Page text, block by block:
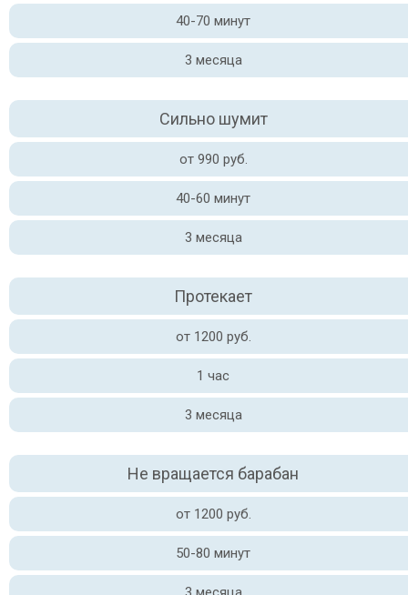
40-70 минут
3 месяца
Сильно шумит
от 990 руб.
40-60 минут
3 месяца
Протекает
от 1200 руб.
1 час
3 месяца
Не вращается барабан
от 1200 руб.
50-80 минут